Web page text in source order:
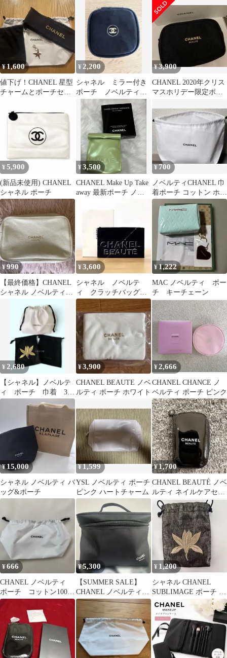
箱付き 丸型 ベルティ 10点 （開封のみ）
¥1,600
値下げ！CHANEL 星型
チャームとポーチセッ
¥2,200
シャネル ミラー付き
ポーチ ノベルティグ
ッズ
¥3,900
CHANEL 2020年クリス
マスホリデー限定ポー
¥ 5,900
(新品未使用) CHANEL
シャネル ポーチ
¥3,500
CHANEL Make Up Take
away 最新ポーチ ノベ
¥ 700
ノベルティCHANEL 巾
着ポーチ コットン ホワ
イト
¥990
【最終価格】CHANEL
シャネル ノベルティポ
¥3,600
シャネル ノベルテ
ィ クラッチバッグ
刺繍ポーチ 箱付き正
規品
¥1,222
MAC ノベルティ ポー
チ キーチェーン
¥ 2,680
【シャネル】ノベルテ
ィ ポーチ 巾着 3点
セット サブリマージ
¥3,900
CHANEL BEAUTE ノベ
ルティ ポーチ ホワイト
¥2,666
CHANEL CHANCE ノ
ベルティ ポーチ ピンク
¥ 15,000
シャネル ノベルティ バ
ッグ&ポーチ
¥1,599
YSL ノベルティ ポーチ
ピンク ハートチャーム
¥1,700
CHANEL BEAUTÉ ノベ
ルティ ネイルケアセッ
ト ポーチ付 黒
¥666
CHANEL ノベルティ
ポーチ コットン100
未使用 2026
¥5,300
【SUMMER SALE】
CHANEL ノベルティポ
ーチ 化粧ポーチ
¥ 1,200
シャネル CHANEL
SUBLIMAGE ポーチ 巾
着 ノベルティ